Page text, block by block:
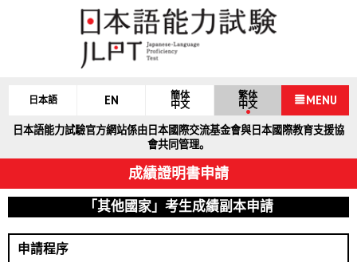
日本語 EN
簡体
中文
繁体
中文
MENU
日本語能力試驗官方網站係由日本國際交流基金會與日本國際教育支援協
會共同管理。
成績證明書申請
「其他國家」考生成績副本申請
申請程序